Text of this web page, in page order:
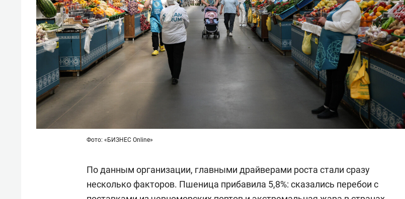
Фото: «БИЗНЕС Online»
По данным организации, главными драйверами роста стали сразу
несколько факторов. Пшеница прибавила 5,8%: сказались перебои с